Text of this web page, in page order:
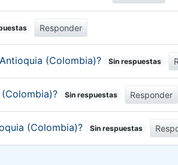
Responder
(Colombia)? Sin respuestas
Sin respuestas Responder
(Colombia)? Sin respuestas